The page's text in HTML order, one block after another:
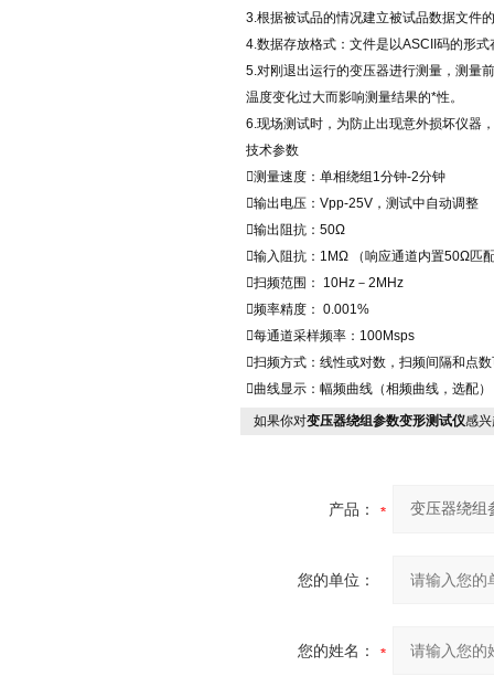
3.根据被试品的情况建立被试品数据文件
4.数据存放格式：文件是以ASCII码的形式
5.对刚退出运行的变压器进行测量，测量
温度变化过大而影响测量结果的*性。
6.现场测试时，为防止出现意外损坏仪器
技术参数
测量速度：单相绕组1分钟-2分钟
输出电压：Vpp-25V，测试中自动调整
输出阻抗：50Ω
输入阻抗：1MΩ （响应通道内置50Ω匹
扫频范围： 10Hz－2MHz
频率精度： 0.001%
每通道采样频率：100Msps
扫频方式：线性或对数，扫频间隔和点
曲线显示：幅频曲线（相频曲线，选配）
如果你对变压器绕组参数变形测试仪感
产品：
您的单位：
您的姓名：